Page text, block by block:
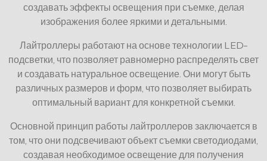
создавать эффекты освещения при съемке, делая
изображения более яркими и детальными.
Лайтроллеры работают на основе технологии LED-
подсветки, что позволяет равномерно распределять свет
и создавать натуральное освещение. Они могут быть
различных размеров и форм, что позволяет выбирать
оптимальный вариант для конкретной съемки.
Основной принцип работы лайтроллеров заключается в
том, что они подсвечивают объект съемки светодиодами,
создавая необходимое освещение для получения